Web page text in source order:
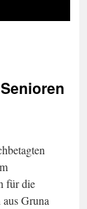
für die
Gruna